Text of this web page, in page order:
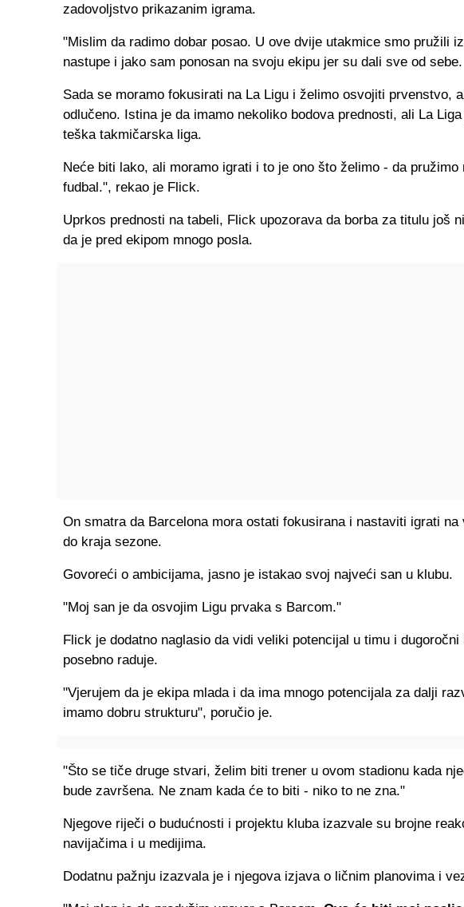
zadovoljstvo prikazanim igrama.
"Mislim da radimo dobar posao. U ove dvije utakmice smo pružili
nastupe i jako sam ponosan na svoju ekipu jer su dali sve od sebe.
Sada se moramo fokusirati na La Ligu i želimo osvojiti prvenstvo,
odlučeno. Istina je da imamo nekoliko bodova prednosti, ali La
teška takmičarska liga.
Neće biti lako, ali moramo igrati i to je ono što želimo - da pružimo
fudbal.", rekao je Flick.
Uprkos prednosti na tabeli, Flick upozorava da borba za titulu još
da je pred ekipom mnogo posla.
On smatra da Barcelona mora ostati fokusirana i nastaviti igrati na
do kraja sezone.
Govoreći o ambicijama, jasno je istakao svoj najveći san u klubu.
"Moj san je da osvojim Ligu prvaka s Barcom."
Flick je dodatno naglasio da vidi veliki potencijal u timu i
posebno raduje.
"Vjerujem da je ekipa mlada i da ima mnogo potencijala za dalji
imamo dobru strukturu", poručio je.
"Što se tiče druge stvari, želim biti trener u ovom stadionu kada
bude završena. Ne znam kada će to biti - niko to ne zna."
Njegove riječi o budućnosti i projektu kluba izazvale su brojne
navijačima i u medijima.
Dodatnu pažnju izazvala je i njegova izjava o ličnim planovima i